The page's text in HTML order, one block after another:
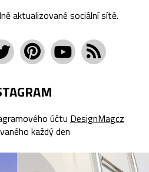
aktualizované sociální sítě.
účtu DesignMagcz
každý den